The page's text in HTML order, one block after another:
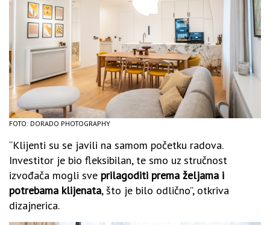
FOTO: DORADO PHOTOGRAPHY
“Klijenti su se javili na samom početku radova.
Investitor je bio fleksibilan, te smo uz stručnost
izvođača mogli sve prilagoditi prema željama i
potrebama klijenata, što je bilo odlično”, otkriva
dizajnerica.